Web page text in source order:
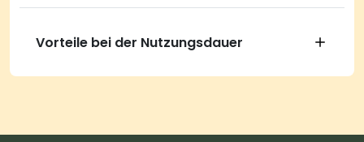
Vorteile bei der Nutzungsdauer